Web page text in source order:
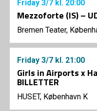
Friday 3/7 kl. 20:00
Mezzoforte (IS) –
Bremen Teater,
Friday 3/7 kl. 21:00
Girls in Airports x
BILLETTER
HUSET, København K